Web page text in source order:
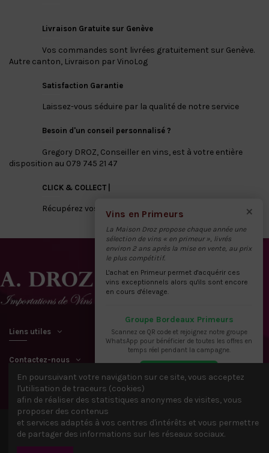
Livraison Gratuite sur Genève
Vos commandes sont livrées gratuitement sur Genève.
Autre canton, Livraison par VinoLog
Satisfaction Garantie
Laissez-vous séduire par la qualité de notre service
Besoin d'un conseil personnalisé ?
Gregory DROZ, Conseiller en vins, est à votre entière
disposition au 079 745 21 47
CLICK & COLLECT |
Récupérez vos vins directement à notre dépôt
Liens utiles
Contactez-nous
© 2021 Tous droits réservés A. DROZ & FILS - IDACTIV &
×
Vins en Primeurs
La Maison Droz propose chaque année une
sélection de vins « en primeur », livrés
environ 2 ans après la mise en vente, au prix
le plus compétitif.
L'achat en Primeur permet d'acquérir ces
vins exceptionnels alors qu'ils sont encore
en cours d'élevage.
Groupe Bordeaux Primeurs
Scannez ce QR code et rejoignez notre groupe
WhatsApp pour bénéficier de toutes les offres en
temps réel pendant la campagne.
En poursuivant votre navigation sur ce site, vous acceptez
l'utilisation de traceurs (cookies)
afin de réaliser des statistiques anonymes de visites, vous
proposer des contenus
et services adaptés à vos centres d'intérêts et vous permettre
de partager des informations sur les réseaux sociaux.